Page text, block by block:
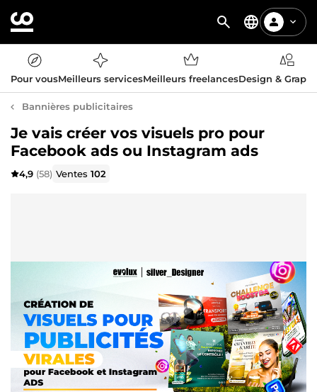
Pour vousMeilleurs servicesMeilleurs freelancesDesign &
Bannières publicitaires
Je vais créer vos visuels pro pour
Facebook ads ou Instagram ads
4,9 (58) Ventes102